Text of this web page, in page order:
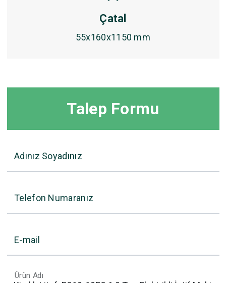
Çatal
55x160x1150 mm
Talep Formu
Adınız Soyadınız
Telefon Numaranız
E-mail
Ürün Adı